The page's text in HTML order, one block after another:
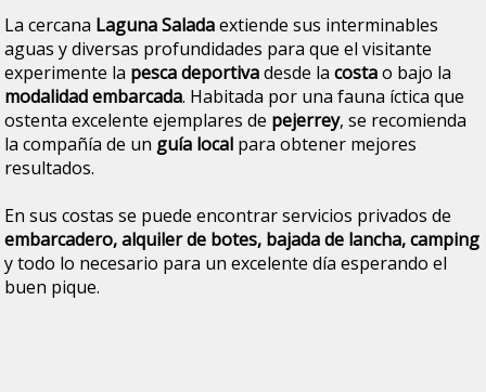
La cercana Laguna Saladaextiende sus interminables
aguas y diversas profundidades para que el visitante
experimente la pesca deportivadesde lacostao bajo la
modalidad embarcada. Habitada por una fauna íctica que
ostenta excelente ejemplares de pejerrey, se recomienda
la compañía de un guía local para obtener mejores
resultados.
En sus costas se puede encontrar servicios privados de
embarcadero, alquiler de botes, bajada de lancha, camping
y todo lo necesario para un excelente día esperando el
buen pique.